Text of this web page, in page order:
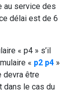
au service des
délai est de 6
« p4 » s’il
« p2 p4 »
devra être
dans le cas du